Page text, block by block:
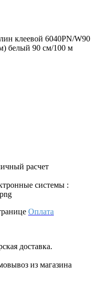
расчет
системы :
Оплата
доставка.
из магазина